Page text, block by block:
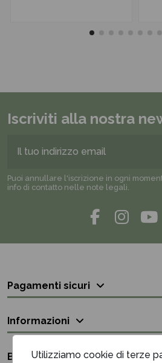
Iscriviti alla nostra
Puoi annullare l'iscrizione in ogni
info di contatto nelle note legali.
Pagamenti sicuri
Informazioni
Bisogno di aiuto?
Utilizziamo cookie di terze